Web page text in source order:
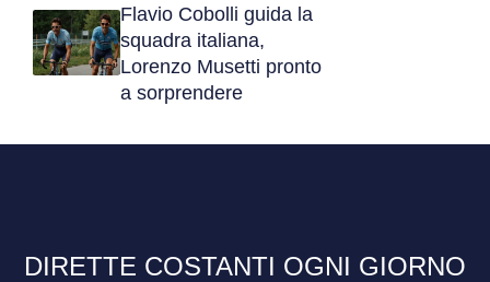
Flavio Cobolli guida la
squadra italiana,
Lorenzo Musetti pronto
a sorprendere
DIRETTE COSTANTI OGNI GIORNO